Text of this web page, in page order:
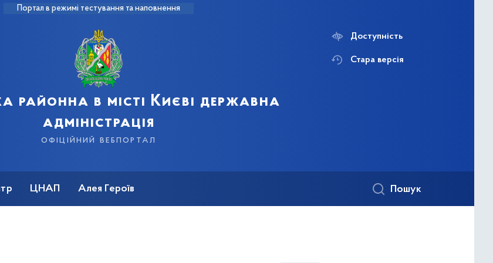
Портал в режимі тестування та наповнення
районна в місті Києві державна
адміністрація
офіційний вебпортал
Доступність
Стара версія
ЦНАП Алея Героїв Пошук